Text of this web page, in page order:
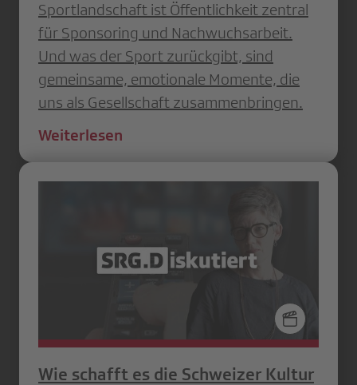
Sportlandschaft ist Öffentlichkeit zentral
für Sponsoring und Nachwuchsarbeit.
Und was der Sport zurückgibt, sind
gemeinsame, emotionale Momente, die
uns als Gesellschaft zusammenbringen.
Weiterlesen
Wie schafft es die Schweizer Kultur